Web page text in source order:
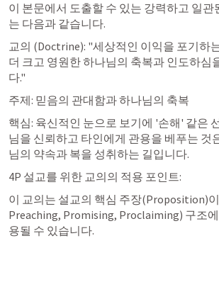
이 본문에서 도출할 수 있는 강력하고 일
는 다음과 같습니다.
교의 (Doctrine): "세상적인 이익을 포기하
더 크고 영원한 하나님의 축복과 인도하심
다."
주제: 믿음의 관대함과 하나님의 축복
핵심: 육신적인 눈으로 보기에 '손해' 같은
님을 신뢰하고 타인에게 관용을 베푸는 것
님의 약속과 복을 성취하는 길입니다.
4P 설교를 위한 교의의 적용 포인트:
이 교의는 설교의 핵심 주장(Proposition)
Preaching, Promising, Proclaiming) 구조
용될 수 있습니다.